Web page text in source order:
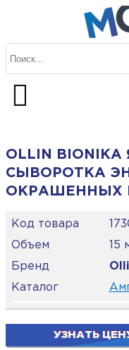
OLLIN
СЫВОРОТКА
ОКРАШЕННЫХ
Код товара
Объем
15
Бренд
Каталог
УЗНАТЬ